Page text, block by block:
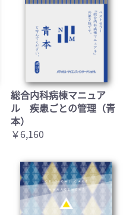
カートへ進む
総合内科病棟マニュア
ル 疾患ごとの管理（青
本）
￥6,160